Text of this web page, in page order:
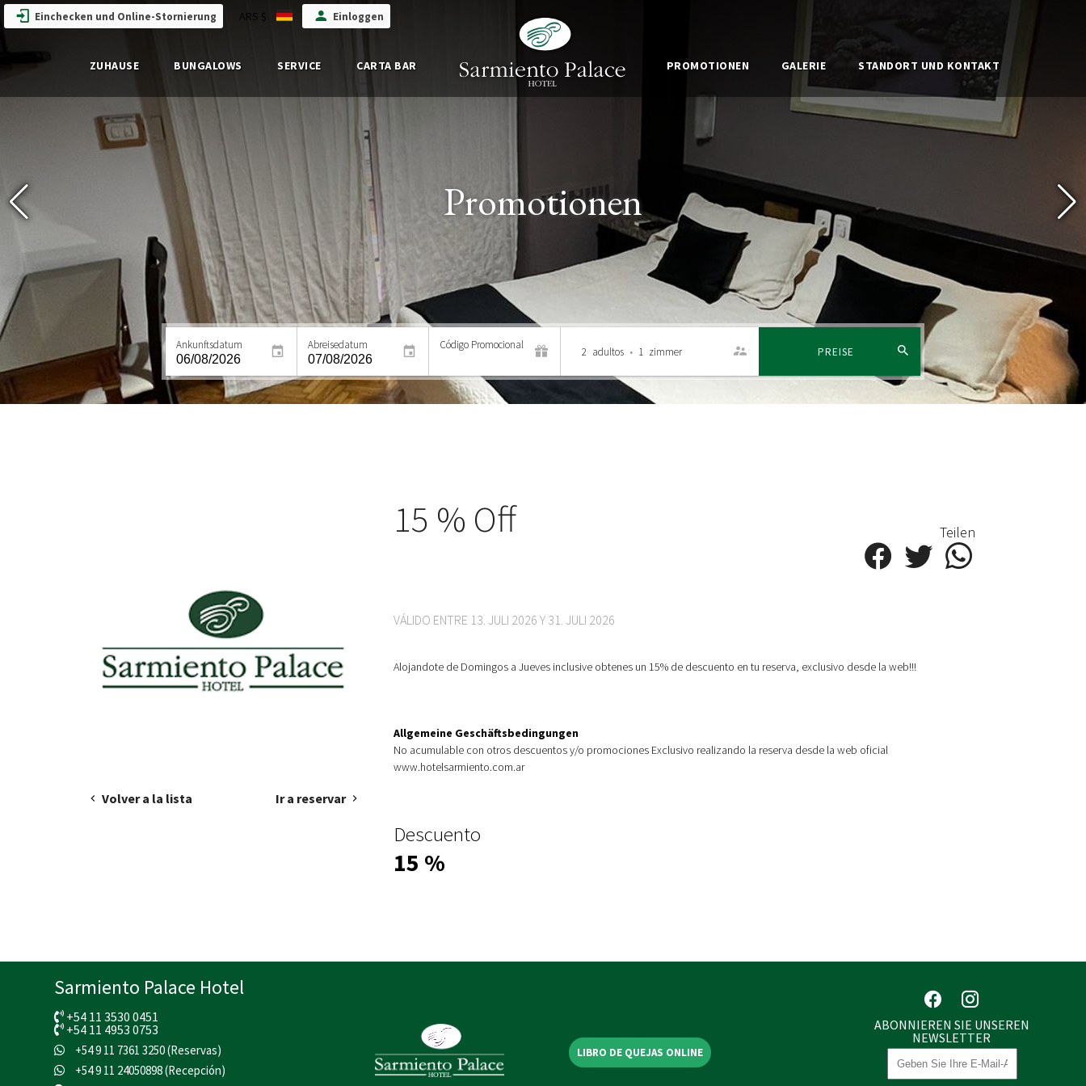
Einchecken und Online-Stornierung ARS $ Einloggen
ZUHAUSE BUNGALOWS SERVICE CARTA BAR PROMOTIONEN GALERIE STANDORT UND KONTAKT
Ankunftsdatum Abreisedatum Código Promocional
2 adultos • 1 zimmer PREISE
Promotionen
Volver a la lista Ir a reservar
15 % Off Teilen
VÁLIDO ENTRE 13. JULI 2026 Y 31. JULI 2026
Alojandote de Domingos a Jueves inclusive obtenes un 15% de descuento en tu reserva, exclusivo desde la web!!!
Allgemeine Geschäftsbedingungen
No acumulable con otros descuentos y/o promociones Exclusivo realizando la reserva desde la web oficial
www.hotelsarmiento.com.ar
Descuento
15 %
Sarmiento Palace Hotel
+54 11 3530 0451
+54 11 4953 0753
+54 9 11 7361 3250 (Reservas)
+54 9 11 24050898 (Recepción)
LIBRO DE QUEJAS ONLINE
ABONNIEREN SIE UNSEREN
NEWSLETTER